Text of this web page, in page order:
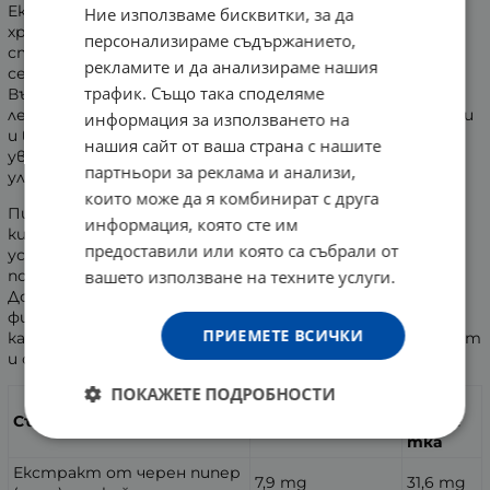
Екстрактът от черен пипер подобрява
храносмилането, като увеличава секрецията на
стомашен сок чрез стимулиране на крайните
сензорните точки в стомашно-чревния тракт.
Възможно e да повиши усвояването на някои
лекарства. Подобрява абсорбцията на някои минерали
и витамини (бета-каротин, витамин B и селен),
увеличава абсорбцията на куркумин и ресвератрол, и
улеснява абсорбцията на коензим Q10.
Пиперинът подпомага елиминирането на млечна
киселина от мускулите, спомага за изграждане на
устойчивост на организма към болезнени стимули,
повишава концентрацията.
Добавката е подходяща за хора, подложени на
физически и психически натоварвания, спортисти,
както и за тези, които водят заседнал начин на живот
и са склонни към покачване на тегло.
Състав:
табле
тка
Екстракт от черен пипер
7,9 mg 31,6 mg
Ние използваме бисквитки, за да
персонализираме съдържанието,
рекламите и да анализираме нашия
трафик. Също така споделяме
информация за използването на
нашия сайт от ваша страна с нашите
партньори за реклама и анализи,
които може да я комбинират с друга
информация, която сте им
предоставили или която са събрали от
вашето използване на техните услуги.
ПРИЕМЕТЕ ВСИЧКИ
ПОКАЖЕТЕ ПОДРОБНОСТИ